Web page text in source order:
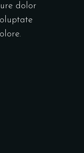
dolor